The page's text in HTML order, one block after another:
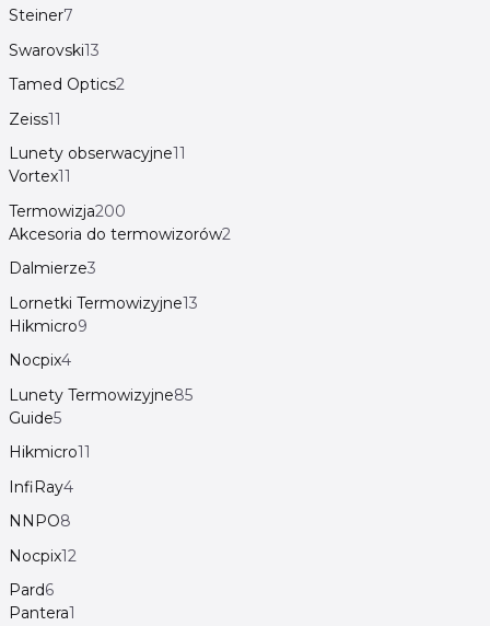
Steiner7
Swarovski13
Tamed Optics2
Zeiss11
Lunety obserwacyjne11
Vortex11
Termowizja200
Akcesoria do termowizorów2
Dalmierze3
Lornetki Termowizyjne13
Hikmicro9
Nocpix4
Lunety Termowizyjne85
Guide5
Hikmicro11
InfiRay4
NNPO8
Nocpix12
Pard6
Pantera1